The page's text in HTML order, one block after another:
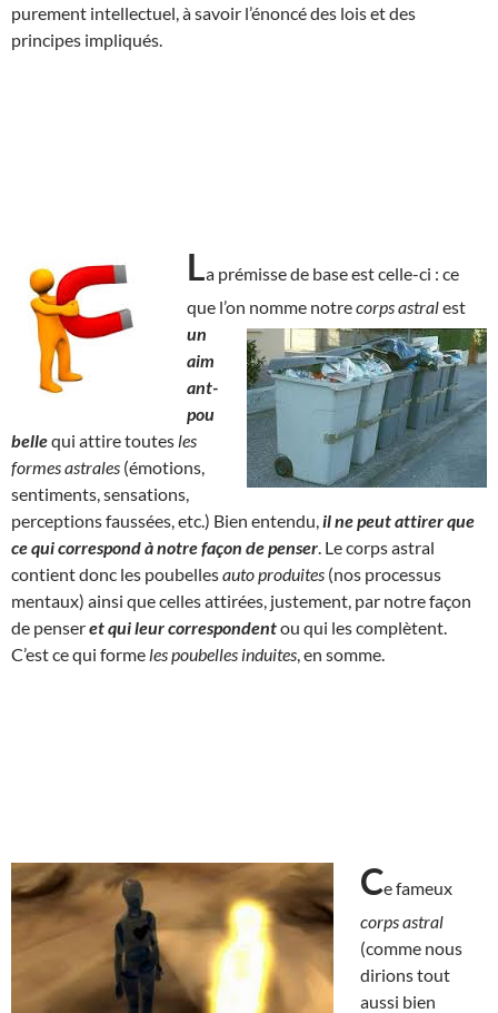
purement intellectuel, à savoir l’énoncé des lois et des
principes impliqués.
La prémisse de base est celle-ci : ce
que l’on nomme notrecorps astralest
un
aim
ant-
pou
bellequi attire toutes les
formes astrales (émotions,
sentiments, sensations,
perceptions faussées, etc.) Bien entendu, il ne peut attirer que
ce qui correspond à notre façon de penser . Le corps astral
contient donc les poubellesauto produites (nos processus
mentaux) ainsi que celles attirées, justement, par notre façon
de penseret quileur correspondentou qui les complètent.
C’est ce qui forme les poubelles induites , en somme.
Ce fameux
corps astral
(comme nous
dirions tout
aussi bien